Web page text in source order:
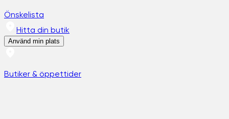
Önskelista
Hitta din butik
Använd min plats
Butiker & öppettider